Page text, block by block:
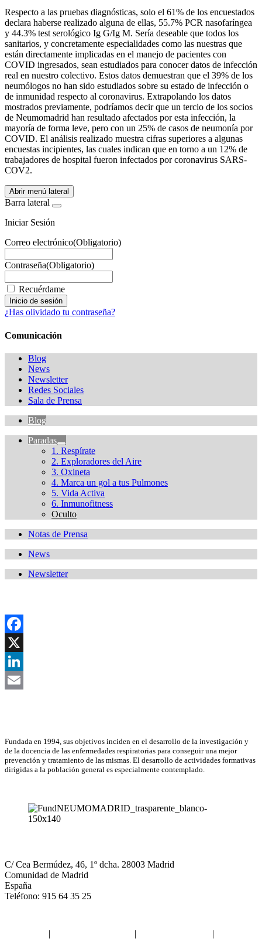
Respecto a las pruebas diagnósticas, solo el 61% de los encuestados
declara haberse realizado alguna de ellas, 55.7% PCR nasofaríngea
y 44.3% test serológico Ig G/Ig M. Sería deseable que todos los
sanitarios, y concretamente especialidades como las nuestras que
están directamente implicadas en el manejo de pacientes con
COVID ingresados, sean estudiados para conocer datos de infección
real en nuestro colectivo. Estos datos demuestran que el 39% de los
neumólogos no han sido estudiados sobre su estado de infección o
de inmunidad respecto al coronavirus. Extrapolando los datos
mostrados previamente, podríamos decir que un tercio de los socios
de Neumomadrid han resultado afectados por esta infección, la
mayoría de forma leve, pero con un 25% de casos de neumonía por
COVID. El análisis realizado muestra cifras superiores a algunas
encuestas incipientes, las cuales indican que en torno a un 12% de
trabajadores de hospital fueron infectados por coronavirus SARS-
COV2.
Abrir menú lateral
Barra lateral
Iniciar Sesión
Correo electrónico(Obligatorio)
Contraseña(Obligatorio)
Recuérdame
¿Has olividado tu contraseña?
Comunicación
Blog
News
Newsletter
Redes Sociales
Sala de Prensa
Blog
Paradas
1. Respírate
2. Exploradores del Aire
3. Oxineta
4. Marca un gol a tus Pulmones
5. Vida Activa
6. Inmunofitness
Oculto
Notas de Prensa
News
Newsletter
Facebook
X
LinkedIn
Fundada en 1994, sus objetivos inciden en el desarrollo de la investigación y
de la docencia de las enfermedades respiratorias para conseguir una mejor
prevención y tratamiento de las mismas. El desarrollo de actividades formativas
dirigidas a la población general es especialmente contemplado.
C/ Cea Bermúdez, 46, 1º dcha. 28003 Madrid
Comunidad de Madrid
España
Teléfono: 915 64 35 25
| | |